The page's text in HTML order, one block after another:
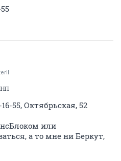
55, Октябрьская, 52
или
а то мне ни Беркут,